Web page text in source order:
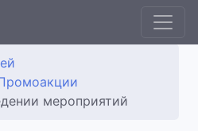
мероприятий